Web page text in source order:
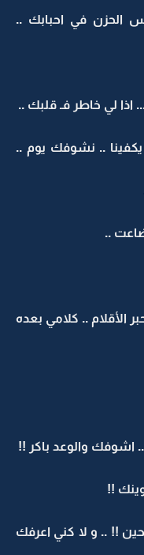
الحزن في احبابك ..
اذا لي خاطر فـ قلبك ..
.. نشوفك يوم ..
..
.. كلامي بعده
اشوفك والوعد باكر !!
!!
!! .. و لا كني اعرفك